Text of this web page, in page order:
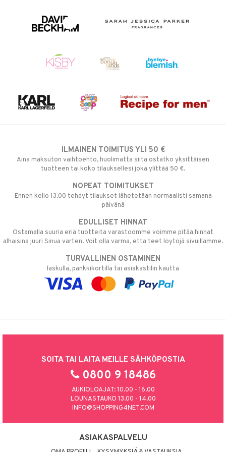
ILMAINEN TOIMITUS YLI 50 €
Aina maksuton vaihtoehto, huolimatta siitä ostatko yksittäisen
tuotteen tai koko tilauksellesi joka ylittää 50 €.
NOPEAT TOIMITUKSET
Ennen kello 13.00 tehdyt tilaukset lähetetään normaalisti samana
päivänä
EDULLISET HINNAT
Ostamalla suuria eriä tuotteita varastoomme voimme pitää hinnat
alhaisina juuri Sinua varten! Voit olla varma, että teet löytöjä sivuillamme.
TURVALLINEN OSTAMINEN
laskulla, pankkikortilla tai asiakastilin kautta
SOITA TAI LAITA MEILLE SÄHKÖPOSTIA
0800 9 18486
AUKIOLOAJAT: 10.00 - 16.00
LOUNASTAUKO 13.00 - 14.00
INFO@SHOPPING4NET.COM
ASIAKASPALVELU